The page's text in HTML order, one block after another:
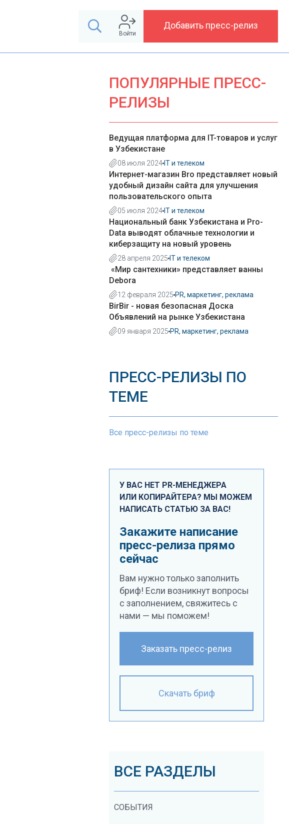
Войти
Добавить пресс-релиз
ПОПУЛЯРНЫЕ ПРЕСС-
РЕЛИЗЫ
Ведущая платформа для IT-товаров и услуг
в Узбекистане
08 июля 2024 IT и телеком
Интернет-магазин Bro представляет новый
удобный дизайн сайта для улучшения
пользовательского опыта
05 июля 2024 IT и телеком
Национальный банк Узбекистана и Pro-
Data выводят облачные технологии и
киберзащиту на новый уровень
28 апреля 2025 IT и телеком
«Мир сантехники» представляет ванны
Debora
12 февраля 2025 PR, маркетинг, реклама
BirBir - новая безопасная Доска
Объявлений на рынке Узбекистана
09 января 2025 PR, маркетинг, реклама
ПРЕСС-РЕЛИЗЫ ПО
ТЕМЕ
Все пресс-релизы по теме
У ВАС НЕТ PR-МЕНЕДЖЕРА
ИЛИ КОПИРАЙТЕРА? МЫ МОЖЕМ
НАПИСАТЬ СТАТЬЮ ЗА ВАС!
Закажите написание
пресс-релиза прямо
сейчас
Вам нужно только заполнить
бриф! Если возникнут вопросы
с заполнением, свяжитесь с
нами — мы поможем!
Заказать пресс-релиз
Скачать бриф
ВСЕ РАЗДЕЛЫ
СОБЫТИЯ